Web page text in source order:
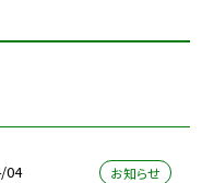
04 お知らせ